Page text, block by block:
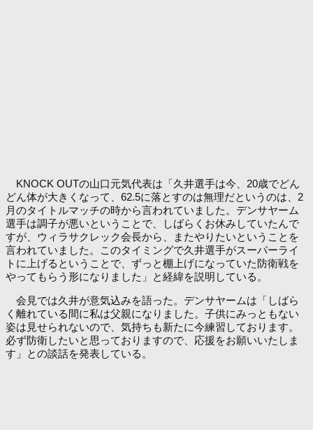
KNOCK OUTの山口元気代表は「久井選手は今、20歳でどん
どん体が大きくなって、62.5に落とすのは無理だというのは、2
月のタイトルマッチの時から言われていました。デンサヤーム
選手は調子が悪いということで、しばらくお休みしていたんで
すが、ウィラサクレック会長から、またやりたいということを
言われていました。このタイミングで久井選手がスーパーライ
トに上げるということで、ずっと棚上げになっていた防衛戦を
やってもらう形になりました」と経緯を説明している。
会見では久井が意気込みを語った。デンサヤームは「しばら
く離れている間に私は父親になりました。子供にみっともない
姿は見せられないので、気持ちも新たに今練習しております。
必ず防衛したいと思っておりますので、応援をお願いいたしま
す」との談話を発表している。